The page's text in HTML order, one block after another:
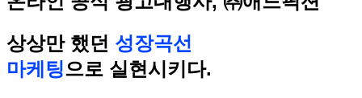
상상만 했던 성장곡선
마케팅으로 실현시키다.